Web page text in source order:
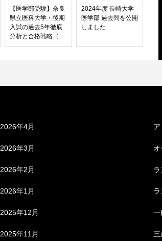
【医学部受験】奈良
県立医科大学・後期
入試の過去5年徹底
分析と合格戦略（20
26年版）
2024年度 長崎大学
医学部 過去問を公開
しました
2026年4月
2026年3月
2026年2月
2026年1月
2025年12月
2025年11月
一